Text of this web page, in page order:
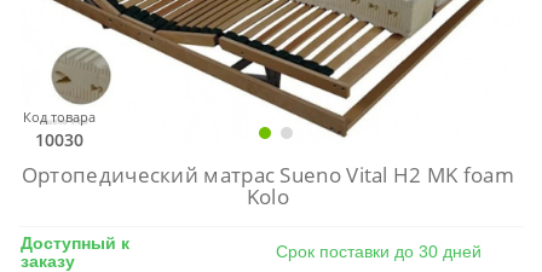
Код товара
10030
Ортопедический матрас Sueno Vital H2 MK foam
Kolo
Доступный к
заказу
Срок поставки до 30 дней